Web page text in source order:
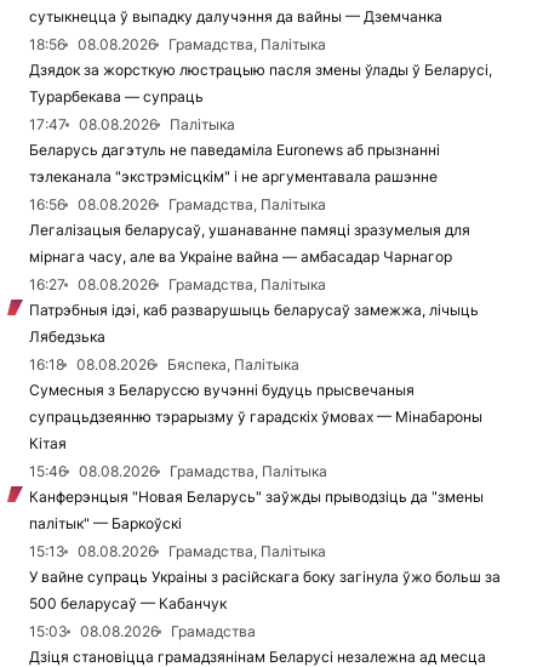
сутыкнецца ў выпадку далучэння да вайны — Дземчанка
18:56
08.08.2026
Грамадства, Палітыка
Дзядок за жорсткую люстрацыю пасля змены ўлады ў Беларусі,
Турарбекава — супраць
17:47
08.08.2026
Палітыка
Беларусь дагэтуль не паведаміла Euronews аб прызнанні
тэлеканала "экстрэмісцкім" і не аргументавала рашэнне
16:56
08.08.2026
Грамадства, Палітыка
Легалізацыя беларусаў, ушанаванне памяці зразумелыя для
мірнага часу, але ва Украіне вайна — амбасадар Чарнагор
16:27
08.08.2026
Грамадства, Палітыка
Патрэбныя ідэі, каб разварушыць беларусаў замежжа, лічыць
Лябедзька
16:18
08.08.2026
Бяспека, Палітыка
Сумесныя з Беларуссю вучэнні будуць прысвечаныя
супрацьдзеянню тэрарызму ў гарадскіх ўмовах — Мінабароны
Кітая
15:46
08.08.2026
Грамадства, Палітыка
Канферэнцыя "Новая Беларусь" заўжды прыводзіць да "змены
палітык" — Баркоўскі
15:13
08.08.2026
Грамадства, Палітыка
У вайне супраць Украіны з расійскага боку загінула ўжо больш за
500 беларусаў — Кабанчук
15:03
08.08.2026
Грамадства
Дзіця становіцца грамадзянінам Беларусі незалежна ад месца